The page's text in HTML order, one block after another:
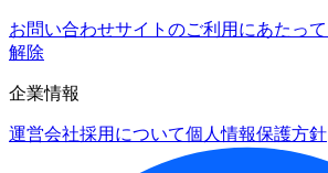
お問い合わせサイトのご利用にあたって
解除
企業情報
運営会社採用について個人情報保護方針